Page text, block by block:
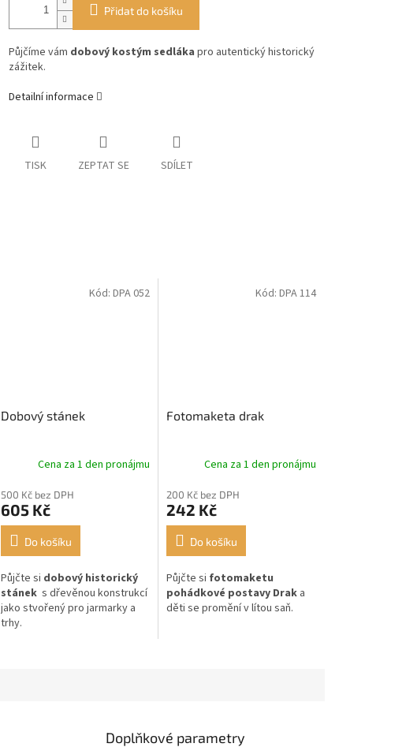
Přidat do košíku
Půjčíme vám dobový kostým sedláka pro autentický historický
zážitek.
Detailní informace
TISK ZEPTAT SE SDÍLET
Dobový stánek
Cena za 1 den pronájmu
500 Kč bez DPH
605 Kč
Do košíku
Půjčte si dobový historický
stáneks dřevěnou konstrukcí
jako stvořený pro jarmarky a
trhy.
Kód:DPA 052
Fotomaketa drak
Cena za 1 den pronájmu
200 Kč bez DPH
242 Kč
Do košíku
Půjčte si fotomaketu
pohádkové postavy Drak a
děti se promění v lítou saň.
Kód: DPA 114
Doplňkové parametry